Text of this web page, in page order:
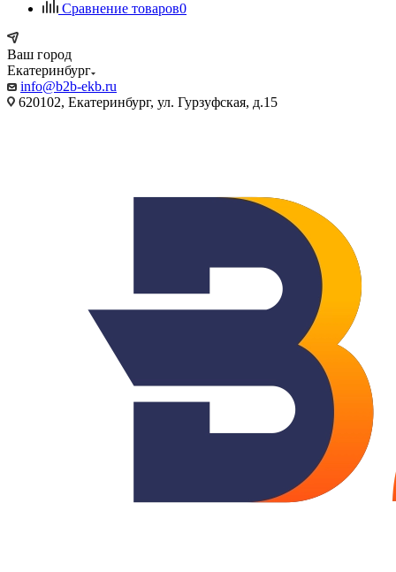
Сравнение товаров0
Ваш город
Екатеринбург
info@b2b-ekb.ru
620102, Екатеринбург, ул. Гурзуфская, д.15